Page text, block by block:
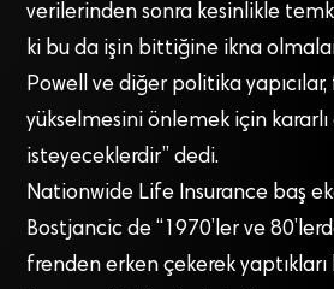
verilerinden sonra kesinlikle
ki bu da işin bittiğine ikna
Powell ve diğer politika
yükselmesini önlemek için
isteyeceklerdir” dedi.
Nationwide Life Insurance baş
Bostjancic de “1970’ler ve
frenden erken çekerek